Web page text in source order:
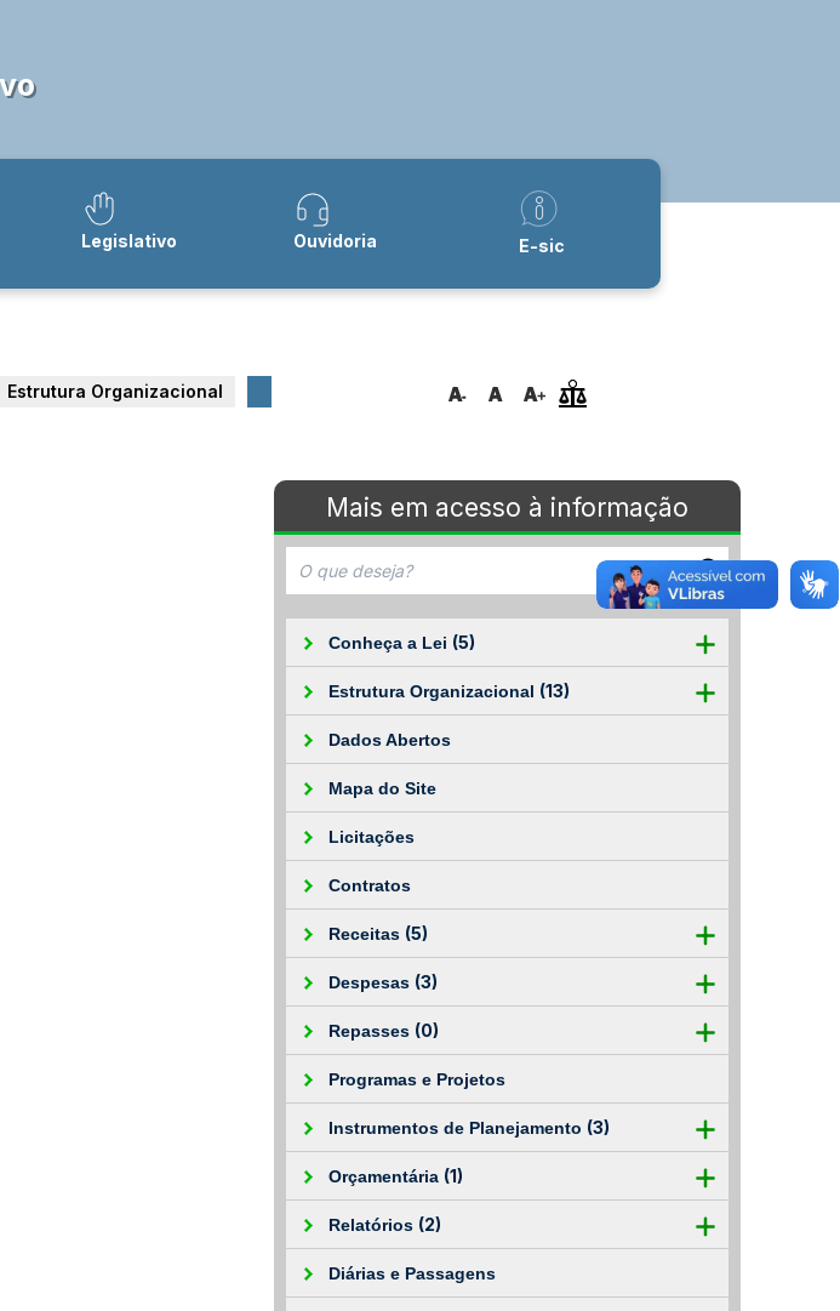
Legislativo Ouvidoria E-sic
Estrutura Organizacional
Mais em acesso à informação
Conheça a Lei (5)
Estrutura Organizacional (13)
Dados Abertos
Mapa do Site
Licitações
Contratos
Receitas (5)
Despesas (3)
Repasses (0)
Programas e Projetos
Instrumentos de Planejamento (3)
Orçamentária (1)
Relatórios (2)
Diárias e Passagens